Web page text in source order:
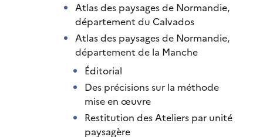
Atlas des paysages de Normandie,
département du Calvados
Atlas des paysages de Normandie,
département de la Manche
Éditorial
Des précisions sur la méthode
mise en œuvre
Restitution des Ateliers par unité
paysagère